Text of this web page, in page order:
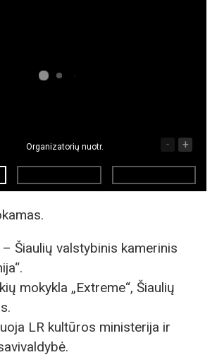
Organizatorių nuotr. - +
Šiaulių valstybinis kamerinis
mokykla „Extreme“, Šiaulių
LR kultūros ministerija ir